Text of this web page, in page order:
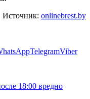
Источник: onlinebrest.by
TelegramViber
18:00 вредно